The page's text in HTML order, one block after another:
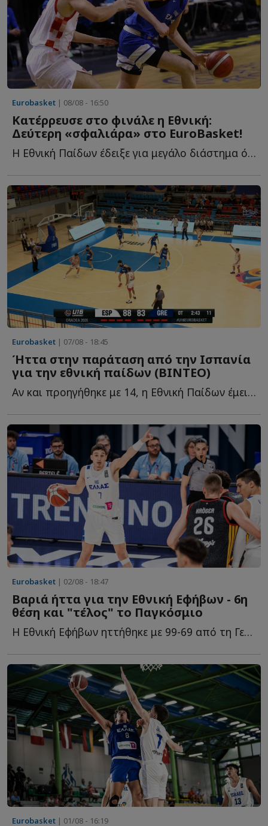
Eurobasket | 08/08 - 16:50
Κατέρρευσε στο φινάλε η Εθνική:
Δεύτερη «σφαλιάρα» στο EuroBasket!
Η Εθνική Παίδων έδειξε για μεγάλο διάστημα ότι είχε τ...
Eurobasket | 07/08 - 18:45
Ήττα στην παράταση από την Ισπανία
για την εθνική παίδων (ΒΙΝΤΕΟ)
Αν και προηγήθηκε με 14, η Εθνική Παίδων έμεινε από δυνάμεις κ...
Eurobasket | 02/08 - 18:47
Βαριά ήττα για την Εθνική Εφήβων - 6η
θέση και "τέλος" το Παγκόσμιο
Η Εθνική Εφήβων ηττήθηκε με 99-69 από τη Γερμανία, με αποτέλεσμα ν...
Eurobasket | 01/08 - 16:19